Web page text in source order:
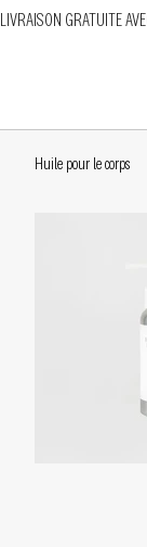
LIVRAISON GRATUITE
Huile pour le corps